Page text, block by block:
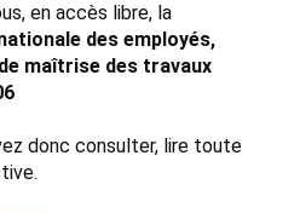
en accès libre, la
des employés,
maîtrise des travaux
donc consulter, lire toute